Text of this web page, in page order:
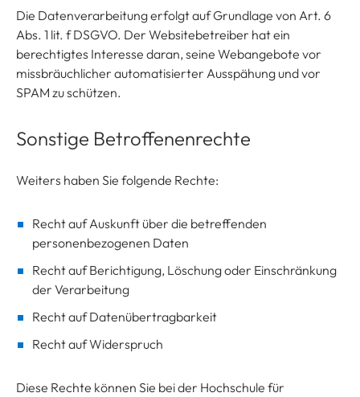
Die Datenverarbeitung erfolgt auf Grundlage von Art. 6
Abs. 1 lit. f DSGVO. Der Websitebetreiber hat ein
berechtigtes Interesse daran, seine Webangebote vor
missbräuchlicher automatisierter Ausspähung und vor
SPAM zu schützen.
Sonstige Betroffenenrechte
Weiters haben Sie folgende Rechte:
Recht auf Auskunft über die betreffenden
personenbezogenen Daten
Recht auf Berichtigung, Löschung oder Einschränkung
der Verarbeitung
Recht auf Datenübertragbarkeit
Recht auf Widerspruch
Diese Rechte können Sie bei der Hochschule für